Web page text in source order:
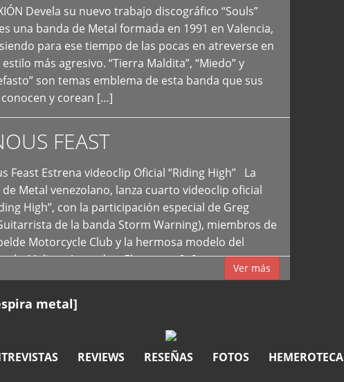
Devela su nuevo trabajo discográfico “Souls”
una banda de Metal formada en 1991 en Valencia,
para ese tiempo de las pocas en atreverse en
más agresivo. “Tierra Maldita”, “Miedo” y
son temas emblema de esta banda que sus
y corean […]
FEAST
Feast Estrena videoclip Oficial “Riding High” La
Metal venezolano, lanza cuarto videoclip oficial
High”, con la participación especial de Greg
de la banda Storm Warning), miembros de
Motorcycle Club y la hermosa modelo del
Melissa Acevedo. El potente […]
Ver más
metal]
REVIEWS RESEÑAS FOTOS HEMEROTECA